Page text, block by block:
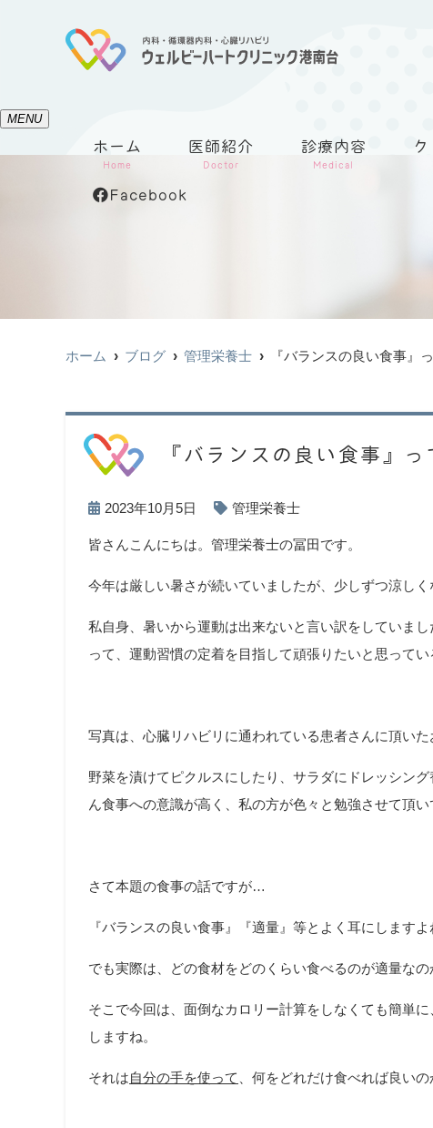
MENU
ホーム
Home
医師紹介
Doctor
診療内容
Medical
Facebook
ホーム ブログ 管理栄養士 『バランスの良い食事』
『バランスの良い食事』
2023年10月5日 管理栄養士
皆さんこんにちは。管理栄養士の冨田です。
今年は厳しい暑さが続いていましたが、少しずつ涼しく
私自身、暑いから運動は出来ないと言い訳をしていま
って、運動習慣の定着を目指して頑張りたいと思ってい
写真は、心臓リハビリに通われている患者さんに頂いた
野菜を漬けてピクルスにしたり、サラダにドレッシン
ん食事への意識が高く、私の方が色々と勉強させて頂い
さて本題の食事の話ですが…
『バランスの良い食事』『適量』等とよく耳にしますよ
でも実際は、どの食材をどのくらい食べるのが適量な
そこで今回は、面倒なカロリー計算をしなくても簡単
しますね。
それは自分の手を使って 、何をどれだけ食べれば良い